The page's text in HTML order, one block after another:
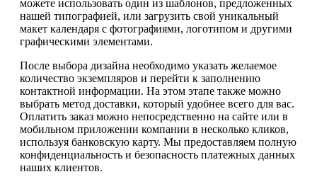
можете использовать один из шаблонов, предложенных
нашей типографией, или загрузить свой уникальный
макет календаря с фотографиями, логотипом и другими
графическими элементами.
После выбора дизайна необходимо указать желаемое
количество экземпляров и перейти к заполнению
контактной информации. На этом этапе также можно
выбрать метод доставки, который удобнее всего для вас.
Оплатить заказ можно непосредственно на сайте или в
мобильном приложении компании в несколько кликов,
используя банковскую карту. Мы предоставляем полную
конфиденциальность и безопасность платежных данных
наших клиентов.